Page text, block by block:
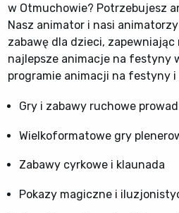
w Otmuchowie? Potrzebujesz
Nasz animator i nasi
zabawę dla dzieci,
najlepsze animacje na festyny
programie animacji na festyny i
Gry i zabawy ruchowe
Wielkoformatowe gry
Zabawy cyrkowe i klaunada
Pokazy magiczne i